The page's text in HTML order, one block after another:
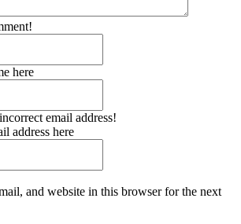
here
email address!
address here
and website in this browser for the next